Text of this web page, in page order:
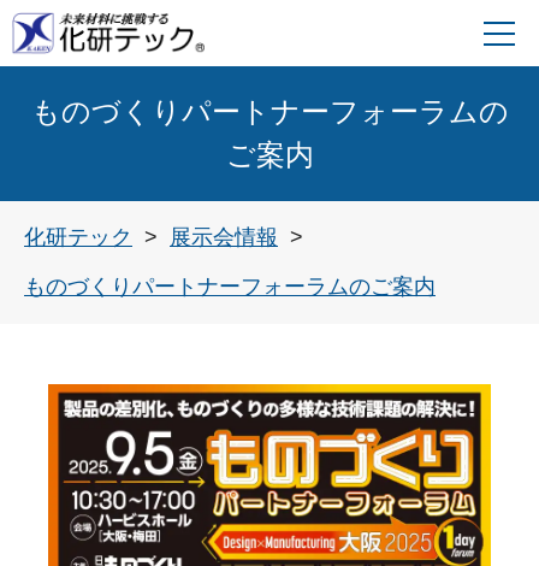
ものづくりパートナーフォーラムの
ご案内
化研テック 展示会情報
ものづくりパートナーフォーラムのご案内